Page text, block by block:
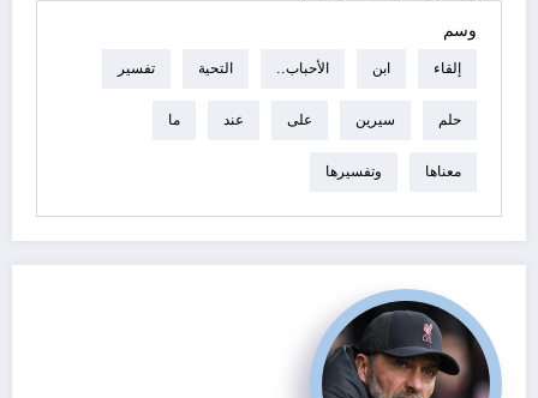
وسم
إلقاء ابن الأحباب.. التحية تفسير
حلم سيرين على عند ما
معناها وتفسيرها